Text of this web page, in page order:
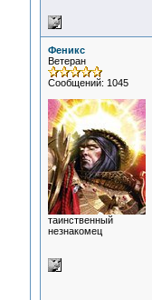
Феникс
Ветеран
Сообщений: 1045
таинственный
незнакомец